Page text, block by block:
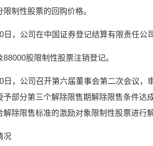
制性股票的回购价格。
日，公司在中国证券登记结算有限责任公
股限制性股票注销登记。
日，公司召开第六届董事会第二次会议，
予部分第三个解除限售期解除限售条件达
解除限售标准的激励对象限制性股票进行
况